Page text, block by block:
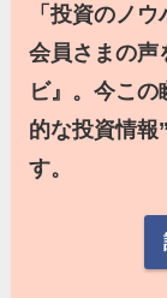
「投資のノ
会員さまの声
ビ』。今こ
的な投資情報
す。